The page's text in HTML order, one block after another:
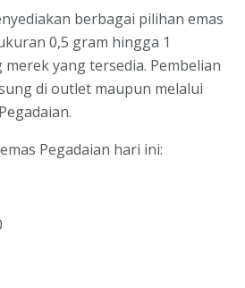
berbagai pilihan emas
0,5 gram hingga 1
yang tersedia. Pembelian
di outlet maupun melalui
Pegadaian hari ini: